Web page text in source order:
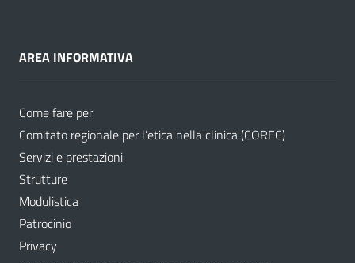
AREA INFORMATIVA
Come fare per
Comitato regionale per l’etica nella clinica (COREC)
Servizi e prestazioni
Strutture
Modulistica
Patrocinio
Privacy